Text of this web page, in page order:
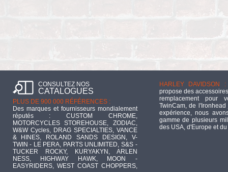
CONSULTEZ NOS
CATALOGUES
PLUS DE 900 000 RÉFÉRENCES :
Des marques et fournisseurs mondialement
réputés : CUSTOM CHROME,
MOTORCYCLES STOREHOUSE, ZODIAC,
W&W Cycles, DRAG SPECIALTIES, VANCE
& HINES, ROLAND SANDS DESIGN, V-
TWIN - LE PERA, PARTS UNLIMITED, S&S -
TUCKER ROCKY, KURYAKYN, ARLEN
NESS, HIGHWAY HAWK, MOON -
EASYRIDERS, WEST COAST CHOPPERS,
HARLEY DAVIDSON :
propose des
remplacement pour
TwinCam, de
expérience, nous
gamme de plusieurs
des USA, d'Europe et